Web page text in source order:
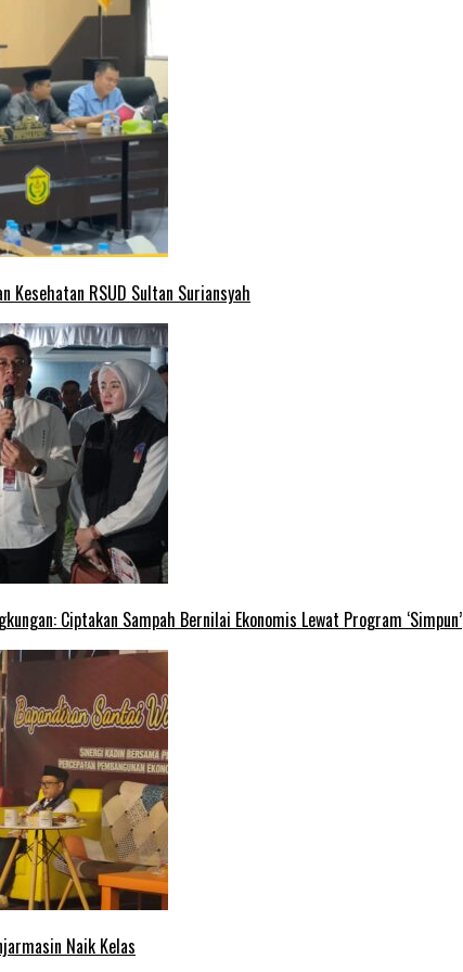
Kesehatan RSUD Sultan Suriansyah
Ciptakan Sampah Bernilai Ekonomis Lewat Program ‘Simpun’
Naik Kelas